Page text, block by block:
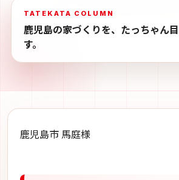
TATEKATA COLUMN
鹿児島の家づくりを、たっちゃん
す。
鹿児島市 馬庭様